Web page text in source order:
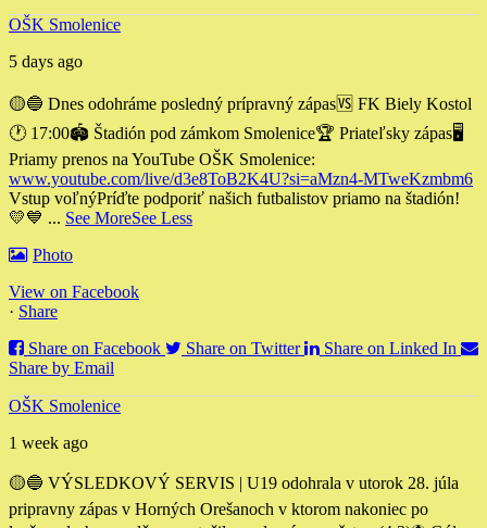
OŠK Smolenice
5 days ago
🟡🔵 Dnes odohráme posledný prípravný zápas🆚 FK Biely Kostol
🕐 17:00🏟 Štadión pod zámkom Smolenice🏆 Priateľsky zápas🖥
Priamy prenos na YouTube OŠK Smolenice:
www.youtube.com/live/d3e8ToB2K4U?si=aMzn4-MTweKzmbm6
Vstup voľnýPríďte podporiť našich futbalistov priamo na štadión!
💛💙 ... See MoreSee Less
Photo
View on Facebook
· Share
Share on Facebook
Share on Twitter
Share on Linked In
Share by Email
OŠK Smolenice
1 week ago
🟡🔵 VÝSLEDKOVÝ SERVIS | U19 odohrala v utorok 28. júla
pripravny zápas v Horných Orešanoch v ktorom nakoniec po